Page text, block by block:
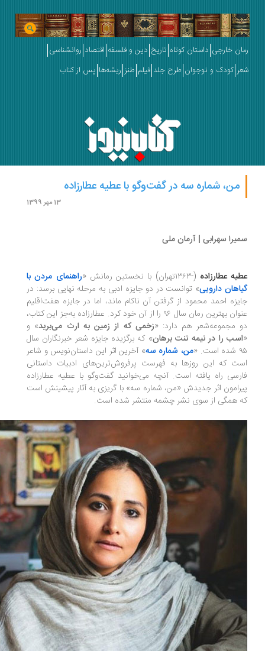
خارجی داستان کوتاه تاریخ دین و فلسفه اقتصاد روانشناسی
کودک و نوجوان طرح جلد فیلم طنز ریشه‌ها پس از کتاب
من، شماره سه در گفت‌وگو با عطیه عطارزاده
سهرابی | آرمان ملی
عطارزاده (-۱۳۶۳تهران) با نخستین رمانش «
راهنمای مردن با
دارویی » توانست در دو جایزه ادبی به مرحله نهایی برسد: در
احمد محمود از گرفتن آن ناکام ماند، اما در جایزه هفت‌اقلیم
عنوان بهترین رمان سال ۹۶ را از آن خود کرد. عطارزاده به‌جز این کتاب،
مجموعه‌شعر هم دارد: « زخمی که از زمین به ارث می‌برید» و
را در نیمه تنت برهان» که برگزیده‌ جایزه شعر خبرنگاران سال
من، شماره سه» آخرین اثر این داستان‌نویس و شاعر
که این روزها به فهرست پرفروش‌ترین‌های ادبیات داستانی
راه یافته است. آنچه می‌خوانید گفت‌وگو با عطیه عطارزاده
اثر جدیدش «من، شماره سه» با گریزی به آثار پیشینش است
همگی از سوی نشر چشمه منتشر شده است.